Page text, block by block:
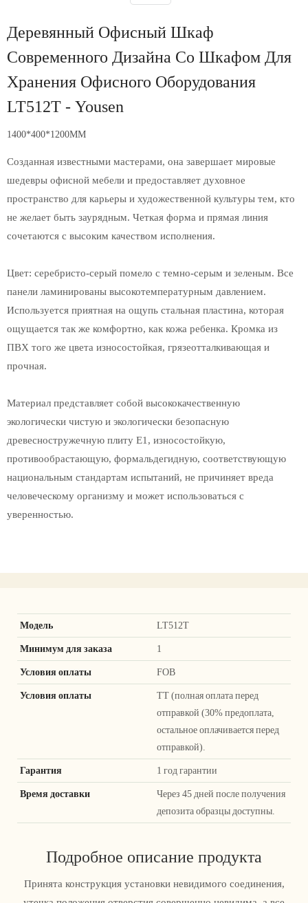
Деревянный Офисный Шкаф
Современного Дизайна Со Шкафом Для
Хранения Офисного Оборудования
LT512T - Yousen
1400*400*1200MM
Созданная известными мастерами, она завершает мировые
шедевры офисной мебели и предоставляет духовное
пространство для карьеры и художественной культуры тем, кто
не желает быть заурядным. Четкая форма и прямая линия
сочетаются с высоким качеством исполнения.
Цвет: серебристо-серый помело с темно-серым и зеленым. Все
панели ламинированы высокотемпературным давлением.
Используется приятная на ощупь стальная пластина, которая
ощущается так же комфортно, как кожа ребенка. Кромка из
ПВХ того же цвета износостойкая, грязеотталкивающая и
прочная.
Материал представляет собой высококачественную
экологически чистую и экологически безопасную
древесностружечную плиту E1, износостойкую,
противообрастающую, формальдегидную, соответствующую
национальным стандартам испытаний, не причиняет вреда
человеческому организму и может использоваться с
уверенностью.
Модель LT512T
Минимум для заказа 1
Условия оплаты FOB
Условия оплаты
ТТ (полная оплата перед
отправкой (30% предоплата,
остальное оплачивается перед
отправкой).
Гарантия 1 год гарантии
Время доставки
Через 45 дней после получения
депозита образцы доступны.
Подробное описание продукта
Принята конструкция установки невидимого соединения,